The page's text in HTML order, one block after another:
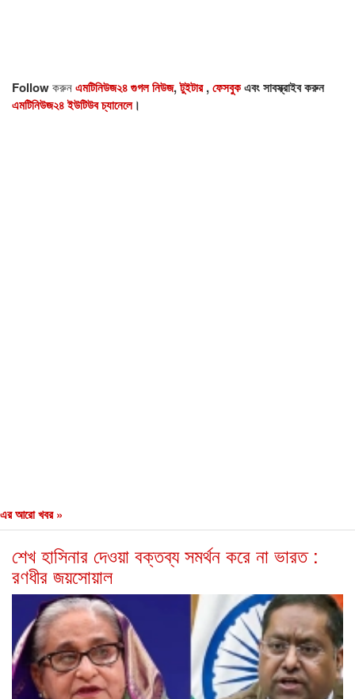
Followকরুনএমটিনিউজ২৪ গুগল নিউজ,টুইটার,ফেসবুকএবং সাবস্ক্রাইব করুন
এমটিনিউজ২৪ ইউটিউব চ্যানেলে।
এর আরো খবর »
শেখ হাসিনার দেওয়া বক্তব্য সমর্থন করে না ভারত :
রণধীর জয়সোয়াল